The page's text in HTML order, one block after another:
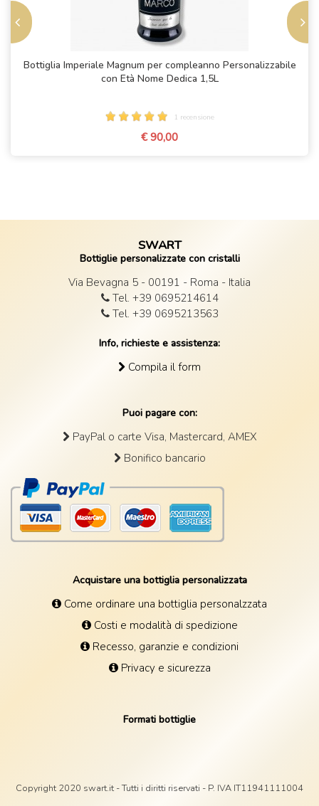
Bottiglia Imperiale Magnum per compleanno Personalizzabile
con Età Nome Dedica 1,5L
1 recensione
€ 90,00
SWART
Bottiglie personalizzate con cristalli
Via Bevagna 5 - 00191 - Roma - Italia
Tel. +39 0695214614
Tel. +39 0695213563
Info, richieste e assistenza:
Compila il form
Puoi pagare con:
PayPal o carte Visa, Mastercard, AMEX
Bonifico bancario
Acquistare una bottiglia personalizzata
Come ordinare una bottiglia personalzzata
Costi e modalità di spedizione
Recesso, garanzie e condizioni
Privacy e sicurezza
Formati bottiglie
Copyright 2020 swart.it - Tutti i diritti riservati - P. IVA IT11941111004